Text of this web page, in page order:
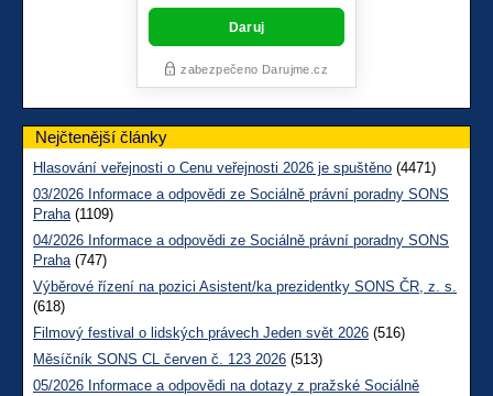
Nejčtenější články
Hlasování veřejnosti o Cenu veřejnosti 2026 je spuštěno (4471)
03/2026 Informace a odpovědi ze Sociálně právní poradny SONS
Praha(1109)
04/2026 Informace a odpovědi ze Sociálně právní poradny SONS
Praha(747)
Výběrové řízení na pozici Asistent/ka prezidentky SONS ČR, z. s.
(618)
Filmový festival o lidských právech Jeden svět 2026 (516)
Měsíčník SONS CL červen č. 123 2026 (513)
05/2026 Informace a odpovědi na dotazy z pražské Sociálně